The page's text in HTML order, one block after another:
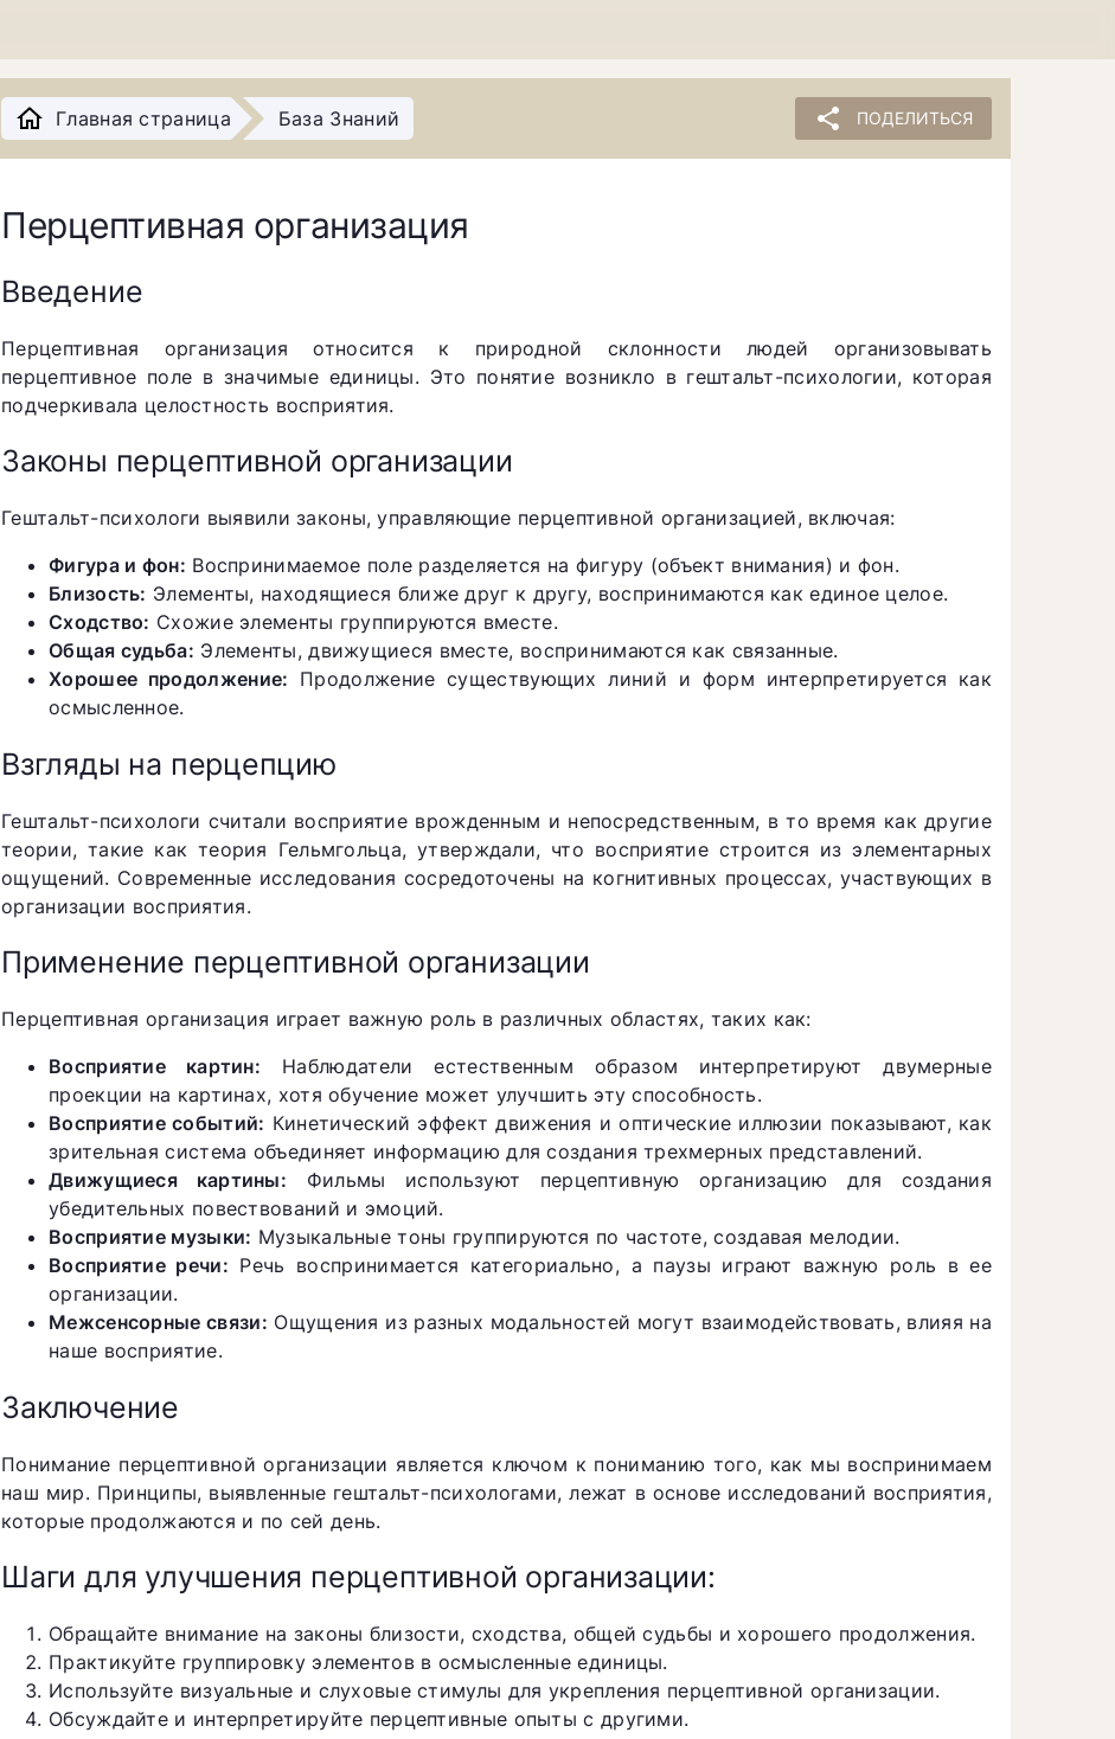
Главная страница База Знаний share ПОДЕЛИТЬСЯ
Перцептивная организация
Введение
Перцептивная организация относится к природной склонности людей организовывать
перцептивное поле в значимые единицы. Это понятие возникло в гештальт-психологии, которая
подчеркивала целостность восприятия.
Законы перцептивной организации
Гештальт-психологи выявили законы, управляющие перцептивной организацией, включая:
Фигура и фон: Воспринимаемое поле разделяется на фигуру (объект внимания) и фон.
Близость: Элементы, находящиеся ближе друг к другу, воспринимаются как единое целое.
Сходство: Схожие элементы группируются вместе.
Общая судьба: Элементы, движущиеся вместе, воспринимаются как связанные.
Хорошее продолжение: Продолжение существующих линий и форм интерпретируется как
осмысленное.
Взгляды на перцепцию
Гештальт-психологи считали восприятие врожденным и непосредственным, в то время как другие
теории, такие как теория Гельмгольца, утверждали, что восприятие строится из элементарных
ощущений. Современные исследования сосредоточены на когнитивных процессах, участвующих в
организации восприятия.
Применение перцептивной организации
Перцептивная организация играет важную роль в различных областях, таких как:
Восприятие картин: Наблюдатели естественным образом интерпретируют двумерные
проекции на картинах, хотя обучение может улучшить эту способность.
Восприятие событий: Кинетический эффект движения и оптические иллюзии показывают, как
зрительная система объединяет информацию для создания трехмерных представлений.
Движущиеся картины: Фильмы используют перцептивную организацию для создания
убедительных повествований и эмоций.
Восприятие музыки: Музыкальные тоны группируются по частоте, создавая мелодии.
Восприятие речи: Речь воспринимается категориально, а паузы играют важную роль в ее
организации.
Межсенсорные связи: Ощущения из разных модальностей могут взаимодействовать, влияя на
наше восприятие.
Заключение
Понимание перцептивной организации является ключом к пониманию того, как мы воспринимаем
наш мир. Принципы, выявленные гештальт-психологами, лежат в основе исследований восприятия,
которые продолжаются и по сей день.
Шаги для улучшения перцептивной организации:
Обращайте внимание на законы близости, сходства, общей судьбы и хорошего продолжения.
Практикуйте группировку элементов в осмысленные единицы.
Используйте визуальные и слуховые стимулы для укрепления перцептивной организации.
Обсуждайте и интерпретируйте перцептивные опыты с другими.